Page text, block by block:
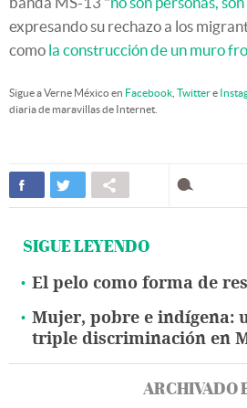
expresando su rechazo a los
como la construcción de un muro
Sigue a Verne México en Facebook Twittere
diaria de maravillas de Internet.
SIGUE LEYENDO
El pelo como forma de
Mujer, pobre e indígena:
triple discriminación en
ARCHIVADO